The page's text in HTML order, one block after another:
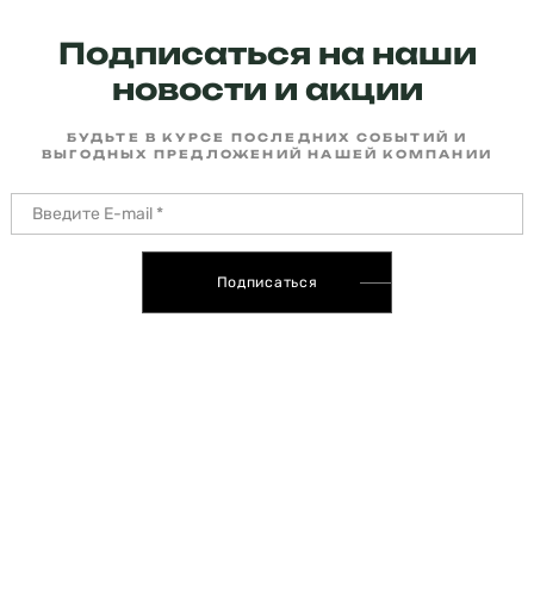
Подписаться на наши
новости и акции
БУДЬТЕ В КУРСЕ ПОСЛЕДНИХ СОБЫТИЙ И
ВЫГОДНЫХ ПРЕДЛОЖЕНИЙ НАШЕЙ КОМПАНИИ
Подписаться